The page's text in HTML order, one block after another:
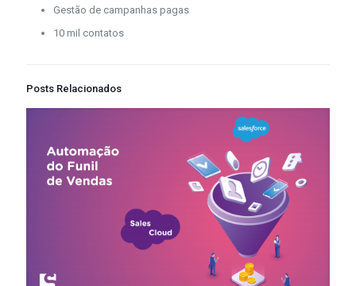
Gestão de campanhas pagas
10 mil contatos
Posts Relacionados